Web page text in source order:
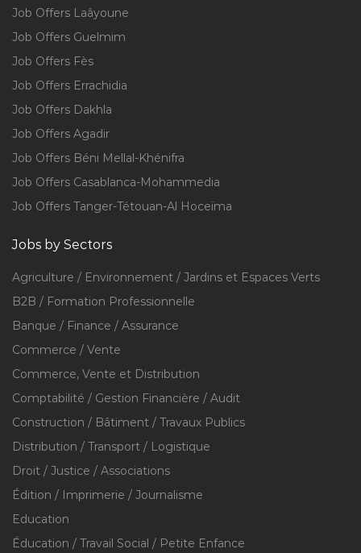
Job Offers Laâyoune
Job Offers Guelmim
Job Offers Fès
Job Offers Errachidia
Job Offers Dakhla
Job Offers Agadir
Job Offers Béni Mellal-Khénifra
Job Offers Casablanca-Mohammedia
Job Offers Tanger-Tétouan-Al Hoceïma
Jobs by Sectors
Agriculture / Environnement / Jardins et Espaces Verts
B2B / Formation Professionnelle
Banque / Finance / Assurance
Commerce / Vente
Commerce, Vente et Distribution
Comptabilité / Gestion Financière / Audit
Construction / Bâtiment / Travaux Publics
Distribution / Transport / Logistique
Droit / Justice / Associations
Édition / Imprimerie / Journalisme
Education
Éducation / Travail Social / Petite Enfance